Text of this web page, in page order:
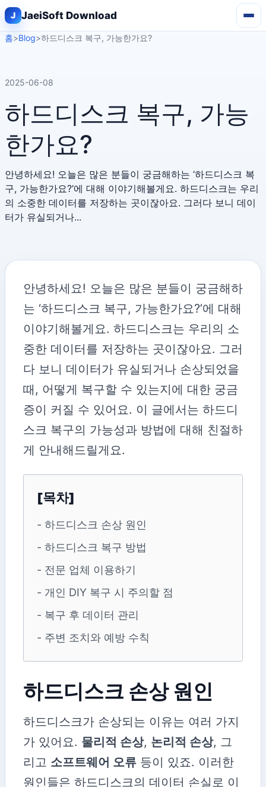
JaeiSoft Download
홈>Blog>하드디스크 복구, 가능한가요?
2025-06-08
하드디스크 복구, 가능
한가요?
안녕하세요! 오늘은 많은 분들이 궁금해하는 ‘하드디스크 복
구, 가능한가요?’에 대해 이야기해볼게요. 하드디스크는 우리
의 소중한 데이터를 저장하는 곳이잖아요. 그러다 보니 데이
터가 유실되거나...
안녕하세요! 오늘은 많은 분들이 궁금해하
는 ‘하드디스크 복구, 가능한가요?’에 대해
이야기해볼게요. 하드디스크는 우리의 소
중한 데이터를 저장하는 곳이잖아요. 그러
다 보니 데이터가 유실되거나 손상되었을
때, 어떻게 복구할 수 있는지에 대한 궁금
증이 커질 수 있어요. 이 글에서는 하드디
스크 복구의 가능성과 방법에 대해 친절하
게 안내해드릴게요.
[목차]
- 하드디스크 손상 원인
- 하드디스크 복구 방법
- 전문 업체 이용하기
- 개인 DIY 복구 시 주의할 점
- 복구 후 데이터 관리
- 주변 조치와 예방 수칙
하드디스크 손상 원인
하드디스크가 손상되는 이유는 여러 가지
가 있어요. 물리적 손상, 논리적 손상, 그
리고 소프트웨어 오류 등이 있죠. 이러한
원인들은 하드디스크의 데이터 손실로 이